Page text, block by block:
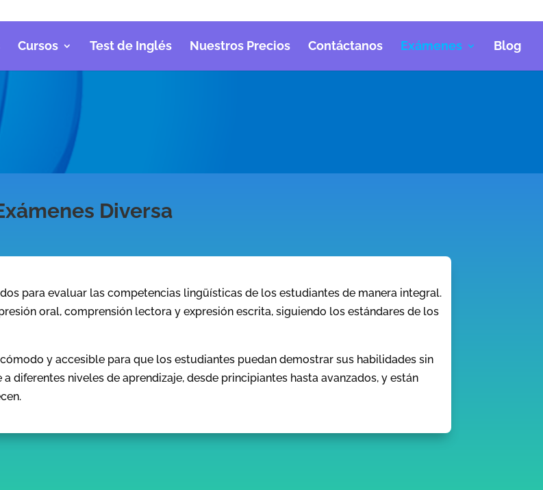
Cursos Test de Inglés Nuestros Precios Contáctanos Exámenes Blog
Diversa
para evaluar las competencias lingüísticas de los estudiantes de manera integral.
oral, comprensión lectora y expresión escrita, siguiendo los estándares de los
y accesible para que los estudiantes puedan demostrar sus habilidades sin
diferentes niveles de aprendizaje, desde principiantes hasta avanzados, y están